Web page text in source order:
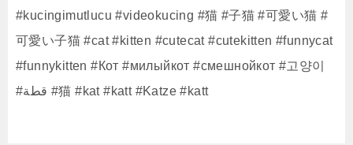
#kucingimutlucu #videokucing #猫 #子猫 #可愛い猫 #
可愛い子猫 #cat #kitten #cutecat #cutekitten #funnycat
#funnykitten #Кот #милыйкот #смешнойкот #고양이
#قطة #猫 #kat #katt #Katze #katt